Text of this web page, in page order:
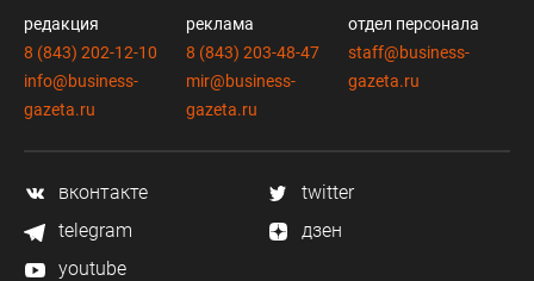
редакция
8 (843) 202-12-10
info@business-
gazeta.ru
реклама
8 (843) 203-48-47
mir@business-
gazeta.ru
отдел персонала
staff@business-
gazeta.ru
вконтакте
twitter
telegram
дзен
youtube